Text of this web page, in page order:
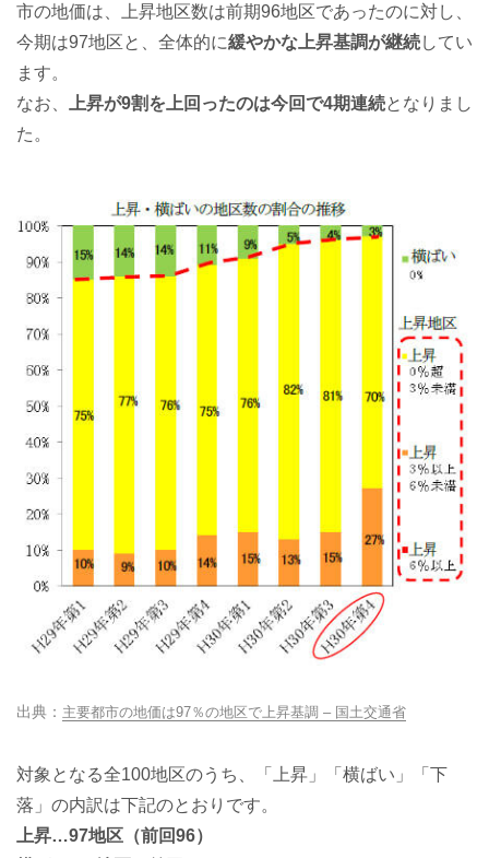
市の地価は、上昇地区数は前期96地区であったのに対し、
今期は97地区と、全体的に緩やかな上昇基調が継続してい
ます。
なお、
上昇が9割を上回ったのは今回で4期連続となりまし
た。
主要都市の地価は97％の地区で上昇基調 – 国土交通省
対象となる全100地区のうち、「上昇」「横ばい」「下
落」の内訳は下記のとおりです。
上昇…97地区（前回96）